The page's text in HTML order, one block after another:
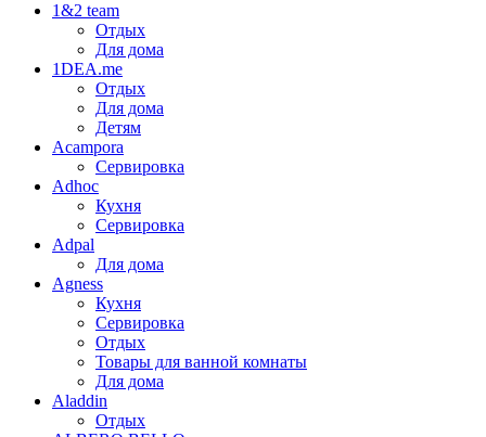
1&2 team
Отдых
Для дома
1DEA.me
Отдых
Для дома
Детям
Acampora
Сервировка
Adhoc
Кухня
Сервировка
Adpal
Для дома
Agness
Кухня
Сервировка
Отдых
Товары для ванной комнаты
Для дома
Aladdin
Отдых